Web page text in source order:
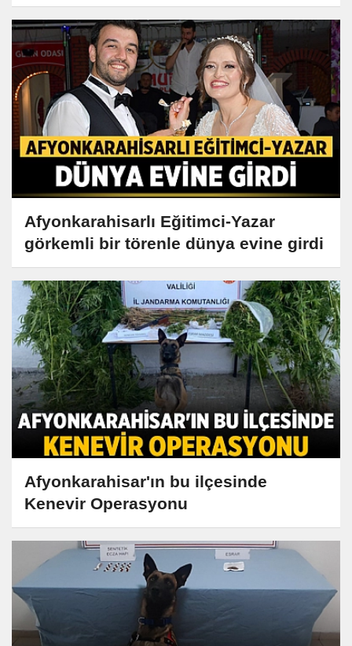
Afyonkarahisarlı Eğitimci-Yazar
görkemli bir törenle dünya evine girdi
Afyonkarahisar'ın bu ilçesinde
Kenevir Operasyonu